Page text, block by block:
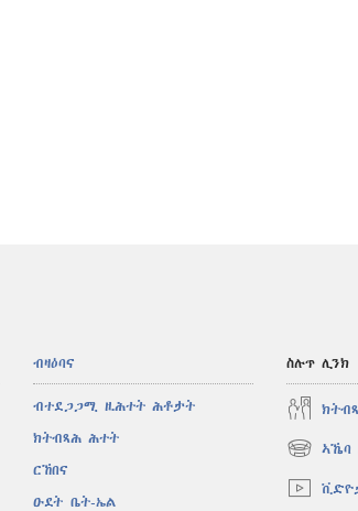
ብዛዕባና
ብተደጋጋሚ ዚሕተት ሕቶታት
ክትብጻሕ ሕተት
ርኸበና
ዑደት ቤት-ኤል
ስሉጥ ሊንክ
ኣኼባ
(opens
new
window)